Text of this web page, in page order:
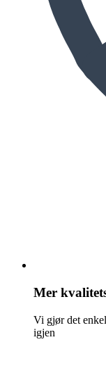
Mer
Vi gjør det
igjen